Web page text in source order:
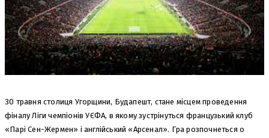
30 травня столиця Угорщини, Будапешт, стане місцем проведення
фіналу Ліги чемпіонів УЄФА, в якому зустрінуться французький клуб
«Парі Сен-Жермен» і англійський «Арсенал». Гра розпочнеться о